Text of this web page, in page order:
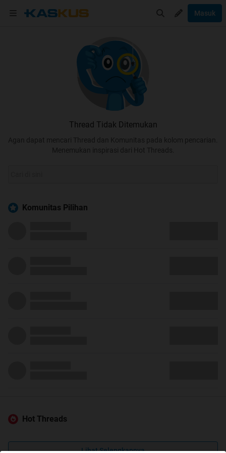
Masuk
Thread Tidak Ditemukan
Agan dapat mencari Thread dan Komunitas pada kolom pencarian.
Menemukan inspirasi dari Hot Threads.
Komunitas Pilihan
Hot Threads
Lihat Selengkapnya